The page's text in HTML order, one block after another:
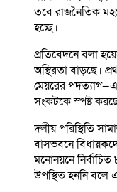
তবে রাজনৈতিক
হচ্ছে।
প্রতিবেদনে বলা
অস্থিরতা বাড়ছে।
মেয়রের
সংকটকে স্পষ্ট
দলীয় পরিস্থিতি
বাসভবনে
মনোনয়নে
উপস্থিত হননি বলে